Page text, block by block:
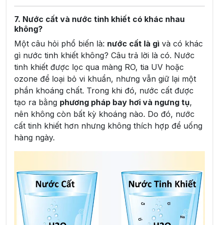
7. Nước cất và nước tinh khiết có khác nhau
không?
Một câu hỏi phổ biến là: nước cất là gì và có khác
gì nước tinh khiết không? Câu trả lời là có. Nước
tinh khiết được lọc qua màng RO, tia UV hoặc
ozone để loại bỏ vi khuẩn, nhưng vẫn giữ lại một
phần khoáng chất. Trong khi đó, nước cất được
tạo ra bằng phương pháp bay hơi và ngưng tụ,
nên không còn bất kỳ khoáng nào. Do đó, nước
cất tinh khiết hơn nhưng không thích hợp để uống
hàng ngày.